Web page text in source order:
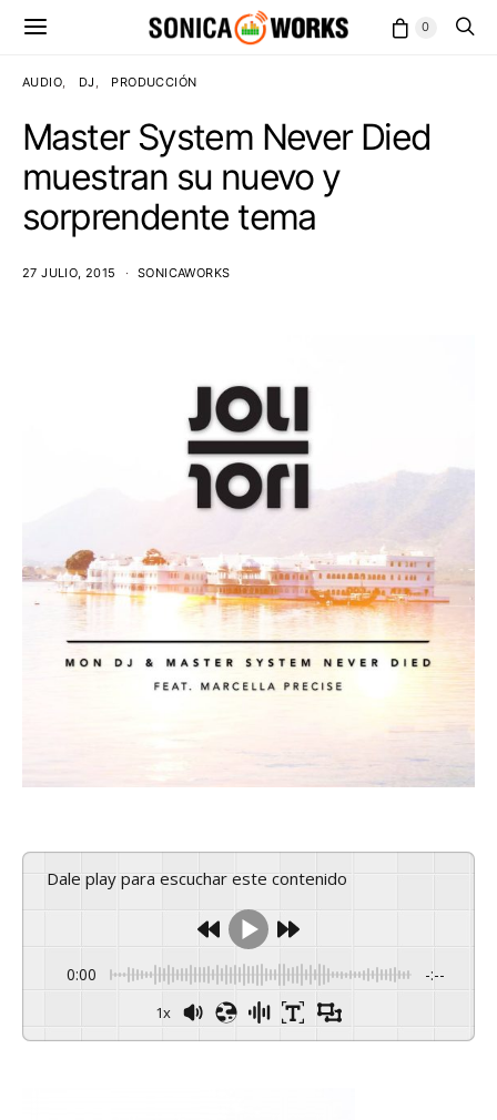
0
AUDIO DJ PRODUCCIÓN
Master System Never Died
muestran su nuevo y
sorprendente tema
27 JULIO, 2015 SONICAWORKS
Dale play para escuchar este contenido
0:00 -:--
1x